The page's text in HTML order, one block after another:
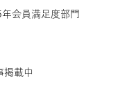
年会員満足度部門
掲載中